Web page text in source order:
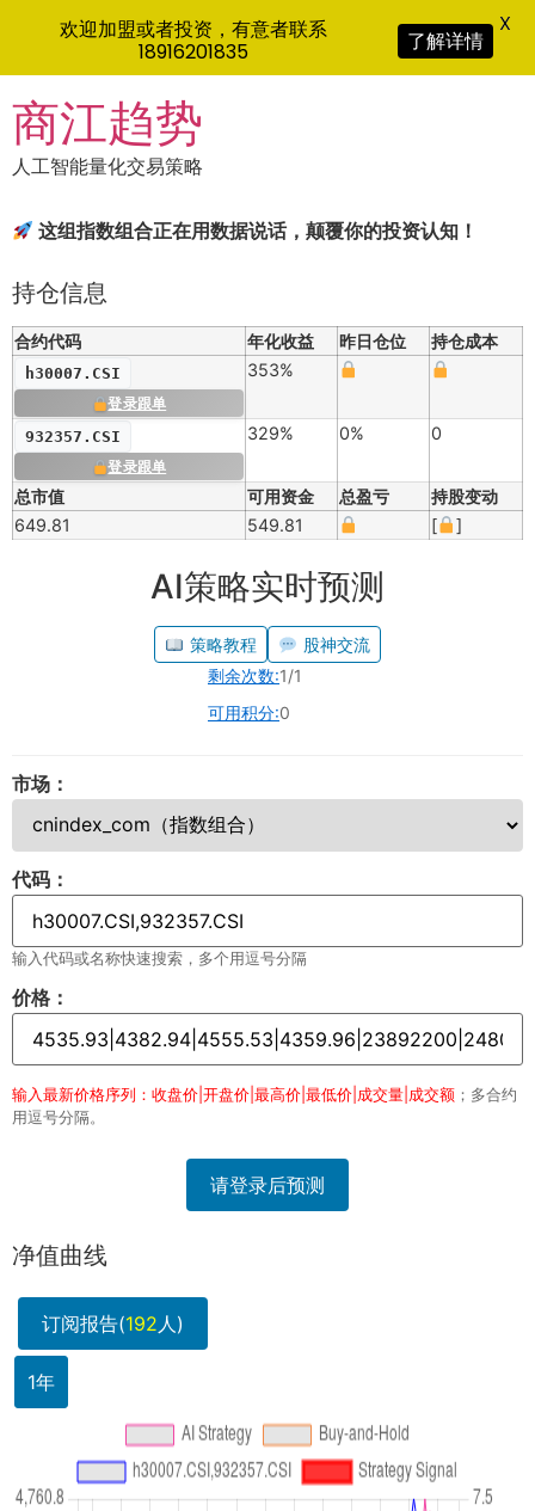
to
content
商江趋势
人工智能量化交易策略
这组指数组合正在用数据说话，颠覆你的投资认知！
持仓信息
合约代码 年化收益 昨日仓位 持仓成本
h30007.CSI
登录跟单
353%
932357.CSI
登录跟单
329% 0% 0
总市值 可用资金 总盈亏
持股变动
649.81
549.81 [ ]
AI策略实时预测
策略教程
股神交流
剩余次数:1/1
可用积分:0
市场：
代码：
输入代码或名称快速搜索，多个用逗号分隔
价格：
输入最新价格序列：收盘价|开盘价|最高价|最低价|成交量|成交额 ；多合约
用逗号分隔。
请登录后预测
净值曲线
订阅报告(192人)
1年
欢迎加盟或者投资，有意者联系
18916201835
了解详情
X